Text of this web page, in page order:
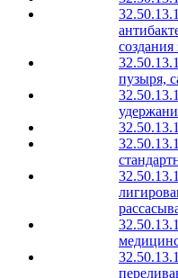
создания
пузыря,